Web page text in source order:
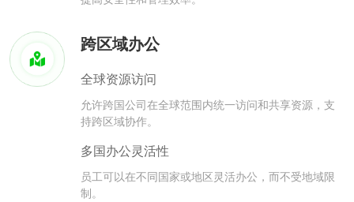
跨区域办公
全球资源访问
允许跨国公司在全球范围内统一访问和共享资源，支
持跨区域协作。
多国办公灵活性
员工可以在不同国家或地区灵活办公，而不受地域限
制。